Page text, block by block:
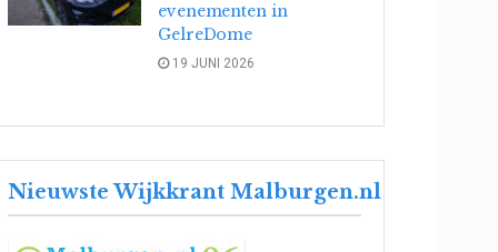
evenementen in
GelreDome
19 JUNI 2026
Nieuwste Wijkkrant Malburgen.nl